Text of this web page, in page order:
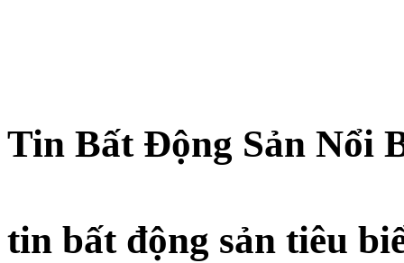
Tin Bất Động Sản Nổi
tin bất động sản tiêu